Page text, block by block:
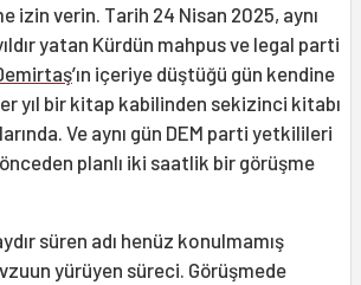
izin verin. Tarih 24 Nisan 2025, aynı
yatan Kürdün mahpus ve legal parti
’ın içeriye düştüğü gün kendine
yıl bir kitap kabilinden sekizinci kitabı
Ve aynı gün DEM parti yetkilileri
planlı iki saatlik bir görüşme
süren adı henüz konulmamış
yürüyen süreci. Görüşmede